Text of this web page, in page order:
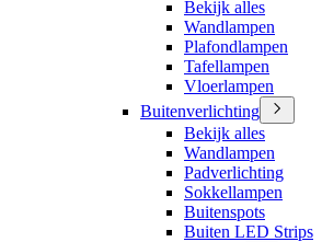
Bekijk alles
Wandlampen
Plafondlampen
Tafellampen
Vloerlampen
Buitenverlichting
Bekijk alles
Wandlampen
Padverlichting
Sokkellampen
Buitenspots
Buiten LED Strips